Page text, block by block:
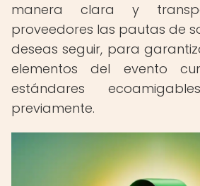
manera clara y
proveedores las pautas de
deseas seguir, para
elementos del evento
estándares
previamente.